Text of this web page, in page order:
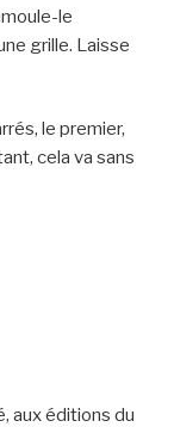
le
grille. Laisse
le premier,
cela va sans
aux éditions du